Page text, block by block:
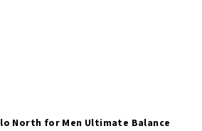
North for Men Ultimate Balance